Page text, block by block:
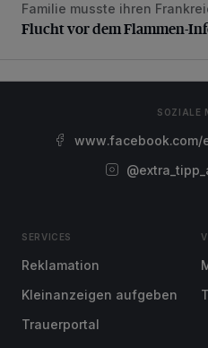
Flucht vor dem Flammen-
Familie musste ihren
Flucht vor dem Flammen-
SOZIALE
SERVICES
Reklamation
Kleinanzeigen aufgeben
Trauerportal